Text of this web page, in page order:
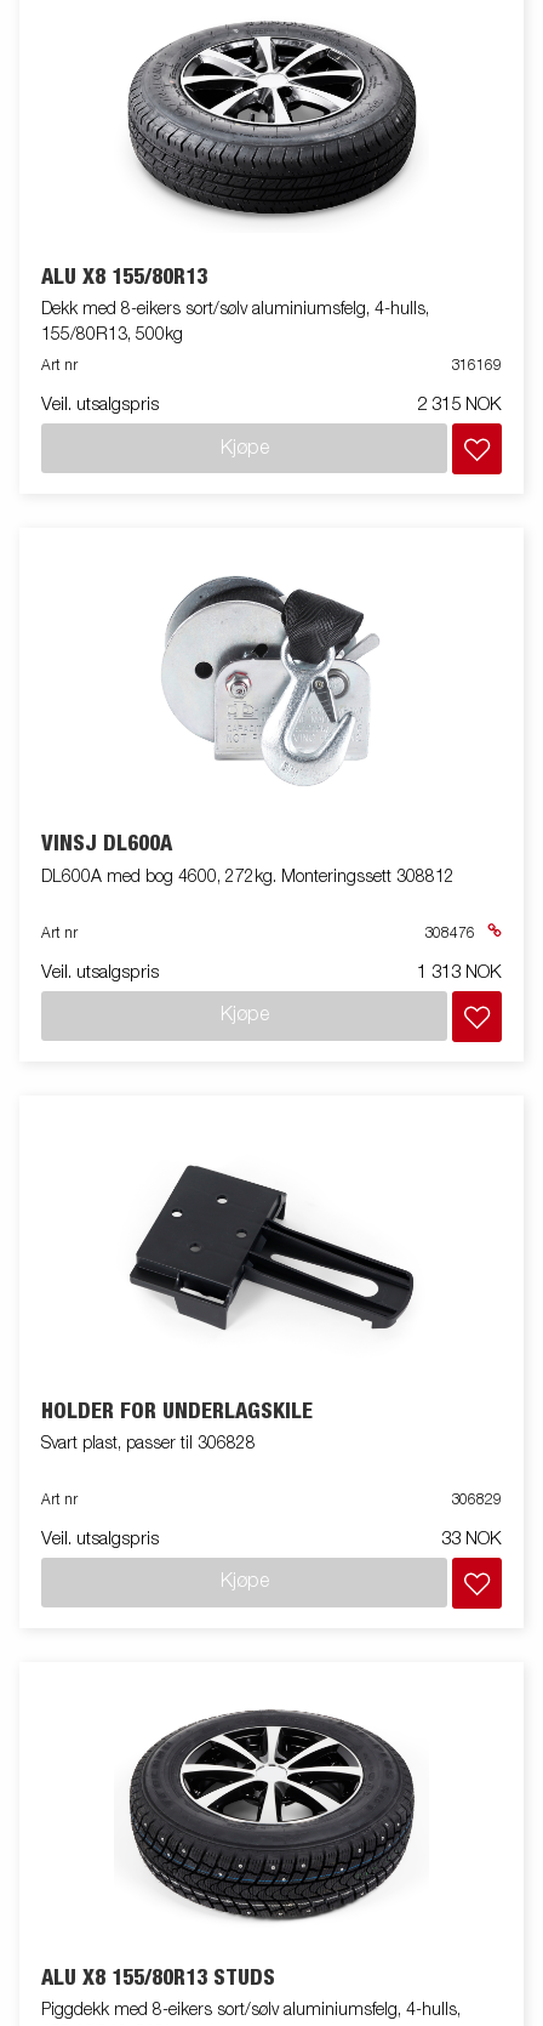
ALU X8 155/80R13
Dekk med 8-eikers sort/sølv aluminiumsfelg, 4-hulls,
155/80R13, 500kg
Art nr 316169
Veil. utsalgspris 2 315 NOK
Kjøpe
VINSJ DL600A
DL600A med bog 4600, 272kg. Monteringssett 308812
Art nr 308476
Veil. utsalgspris 1 313 NOK
Kjøpe
HOLDER FOR UNDERLAGSKILE
Svart plast, passer til 306828
Art nr 306829
Veil. utsalgspris 33 NOK
Kjøpe
ALU X8 155/80R13 STUDS
Piggdekk med 8-eikers sort/sølv aluminiumsfelg, 4-hulls,